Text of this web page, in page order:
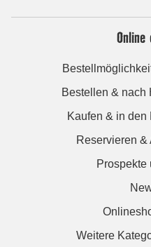
Bestellen & nach
Kaufen & in den
Reservieren
Prospekte
Weitere